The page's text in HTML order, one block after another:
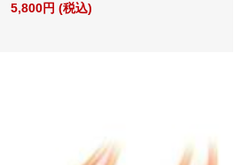
5,800円 (税込)